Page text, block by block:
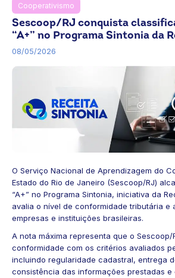
Cooperativismo
Sescoop/RJ conquista
“A+” no Programa Sintonia da
08/05/2026
O Serviço Nacional de Aprendizagem do
Estado do Rio de Janeiro (Sescoop/RJ)
“A+” no Programa Sintonia, iniciativa da
avalia o nível de conformidade tributária e
empresas e instituições brasileiras.
A nota máxima representa que o Sescoop/
conformidade com os critérios avaliados
incluindo regularidade cadastral, entrega
consistência das informações prestadas e